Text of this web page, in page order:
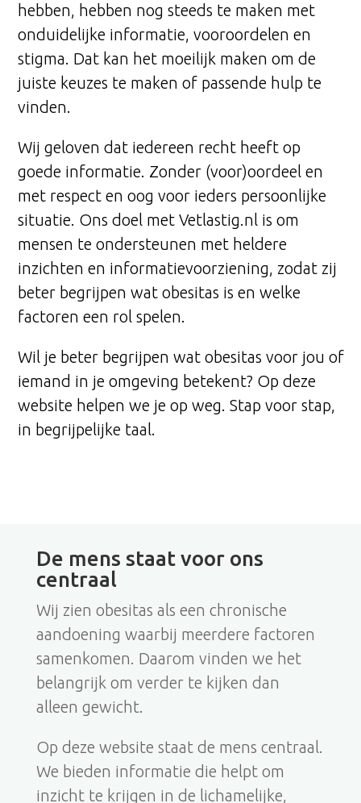
hebben, hebben nog steeds te maken met
onduidelijke informatie, vooroordelen en
stigma. Dat kan het moeilijk maken om de
juiste keuzes te maken of passende hulp te
vinden.
Wij geloven dat iedereen recht heeft op
goede informatie. Zonder (voor)oordeel en
met respect en oog voor ieders persoonlijke
situatie. Ons doel met Vetlastig.nl is om
mensen te ondersteunen met heldere
inzichten en informatievoorziening, zodat zij
beter begrijpen wat obesitas is en welke
factoren een rol spelen.
Wil je beter begrijpen wat obesitas voor jou of
iemand in je omgeving betekent? Op deze
website helpen we je op weg. Stap voor stap,
in begrijpelijke taal.
De mens staat voor ons
centraal
Wij zien obesitas als een chronische
aandoening waarbij meerdere factoren
samenkomen. Daarom vinden we het
belangrijk om verder te kijken dan
alleen gewicht.
Op deze website staat de mens centraal.
We bieden informatie die helpt om
inzicht te krijgen in de lichamelijke,